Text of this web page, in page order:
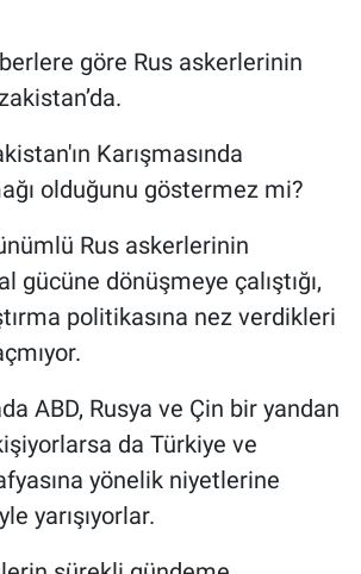
göre Rus askerlerinin
Karışmasında
olduğunu göstermez mi?
Rus askerlerinin
gücüne dönüşmeye çalıştığı,
politikasına nez verdikleri
ABD, Rusya ve Çin bir yandan
da Türkiye ve
yönelik niyetlerine
yarışıyorlar.